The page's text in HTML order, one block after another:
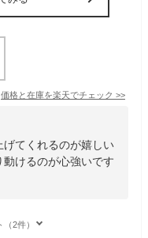
価格と在庫を楽天でチェック >>
てくれるのが嬉しい
けるのが心強いです
2件）